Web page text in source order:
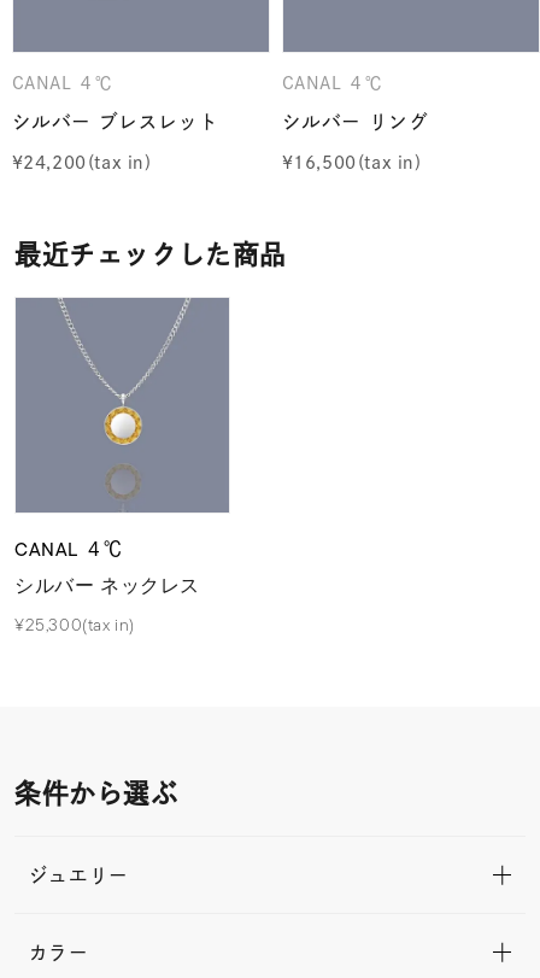
CANAL ４℃
シルバー ブレスレット
¥24,200
CANAL ４℃
シルバー リング
¥16,500
最近チェックした商品
CANAL ４℃
シルバー ネックレス
¥25,300(tax in)
条件から選ぶ
ジュエリー
カラー